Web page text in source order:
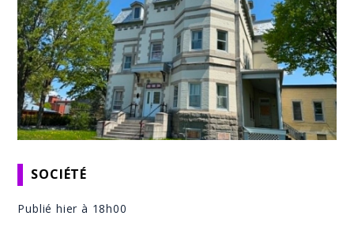
SOCIÉTÉ
Publié hier à 18h00